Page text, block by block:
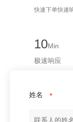
快速下单快速
10Min
极速响应
姓名 *